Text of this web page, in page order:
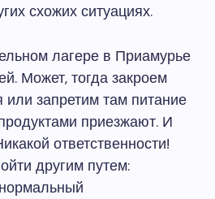
схожих ситуациях.
лагере в Приамурье
Может, тогда закроем
или запретим там питание
приезжают. И
ответственности!
другим путем: